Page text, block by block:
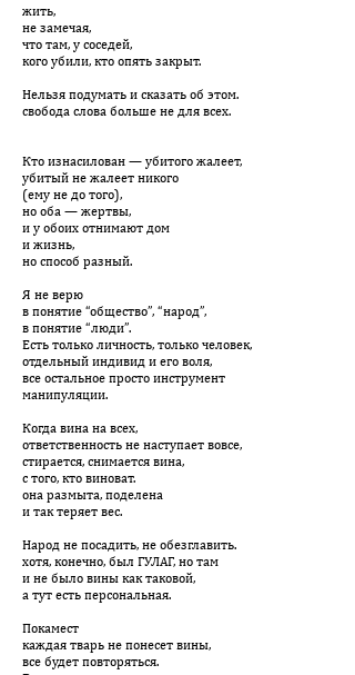
жить,
не замечая,
что там, у соседей,
кого убили, кто опять закрыт.
Нельзя подумать и сказать об этом.
свобода слова больше не для всех.
Кто изнасилован — убитого жалеет,
убитый не жалеет никого
(ему не до того),
но оба — жертвы,
и у обоих отнимают дом
и жизнь,
но способ разный.
Я не верю
в понятие “общество”, “народ”,
в понятие “люди”.
Есть только личность, только человек,
отдельный индивид и его воля,
все остальное просто инструмент
манипуляции.
Когда вина на всех,
ответственность не наступает вовсе,
стирается, снимается вина,
с того, кто виноват.
она размыта, поделена
и так теряет вес.
Народ не посадить, не обезглавить.
хотя, конечно, был ГУЛАГ, но там
и не было вины как таковой,
а тут есть персональная.
Покамест
каждая тварь не понесет вины,
все будет повторяться.